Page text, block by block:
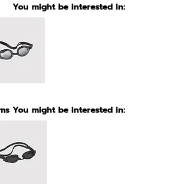
You might be interested in:
You might be interested in: